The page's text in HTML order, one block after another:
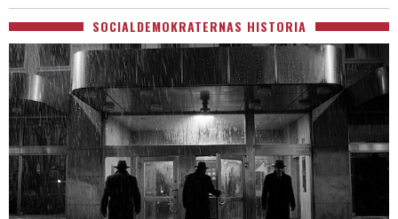
SOCIALDEMOKRATERNAS HISTORIA